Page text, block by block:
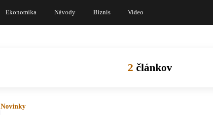
Ekonomika Návody Biznis Video
2 článkov
Novinky